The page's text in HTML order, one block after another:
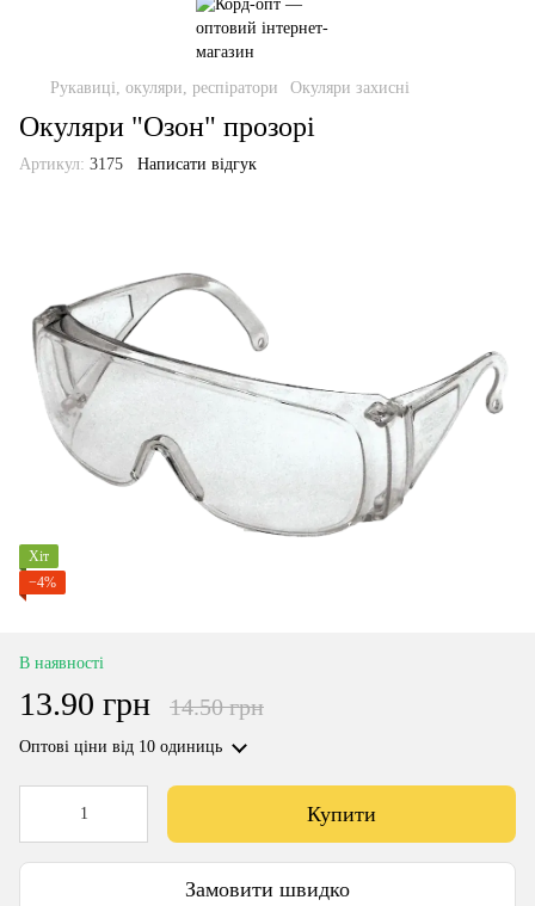
Рукавиці, окуляри, респіратори Окуляри захисні
Окуляри "Озон" прозорі
Артикул: 3175 Написати відгук
Хіт
−4%
В наявності
13.90 грн 14.50 грн
Оптові ціни від 10 одиниць
Купити
Замовити швидко